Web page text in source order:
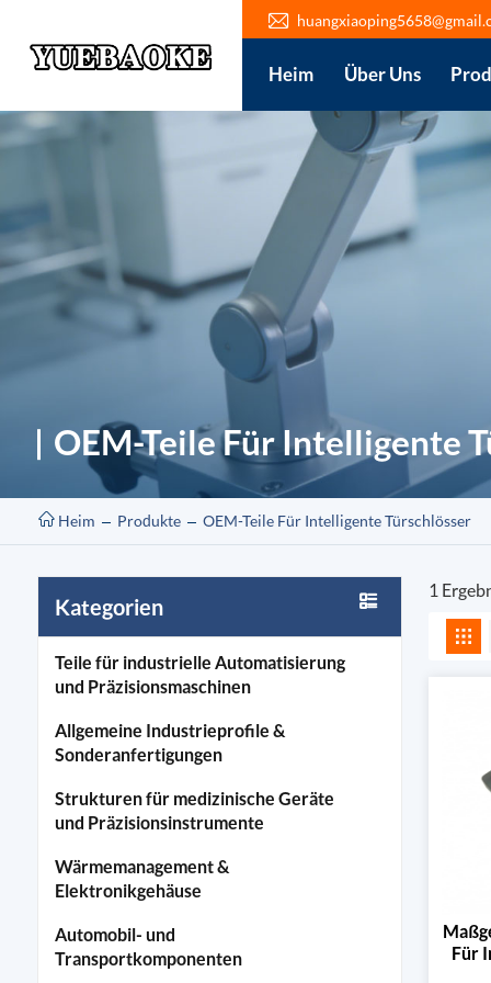
Heim Über Uns
OEM-Teile Für Intelligente
Heim Produkte OEM-Teile Für Intelligente Türschlösser
Kategorien
Teile für industrielle Automatisierung
und Präzisionsmaschinen
Allgemeine Industrieprofile &
Sonderanfertigungen
Strukturen für medizinische Geräte
und Präzisionsinstrumente
Wärmemanagement &
Elektronikgehäuse
Automobil- und
Transportkomponenten
1
Für